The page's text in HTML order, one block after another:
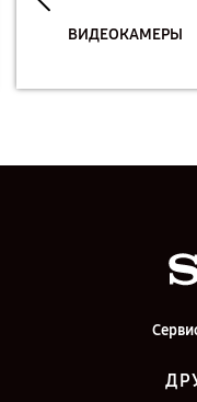
ВИДЕОКАМЕРЫ